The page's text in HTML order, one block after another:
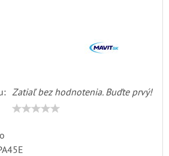
Zatiaľ bez hodnotenia. Buďte prvý!